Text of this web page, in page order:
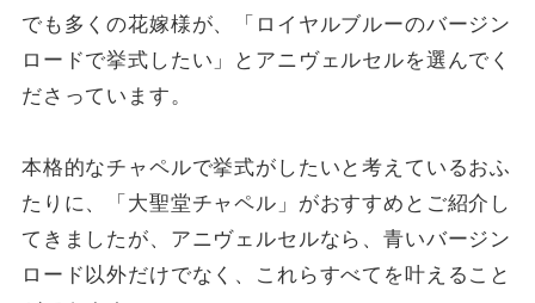
でも多くの花嫁様が、「ロイヤルブルーのバージン
ロードで挙式したい」とアニヴェルセルを選んでく
ださっています。
本格的なチャペルで挙式がしたいと考えているおふ
たりに、「大聖堂チャペル」がおすすめとご紹介し
てきましたが、アニヴェルセルなら、青いバージン
ロード以外だけでなく、これらすべてを叶えること